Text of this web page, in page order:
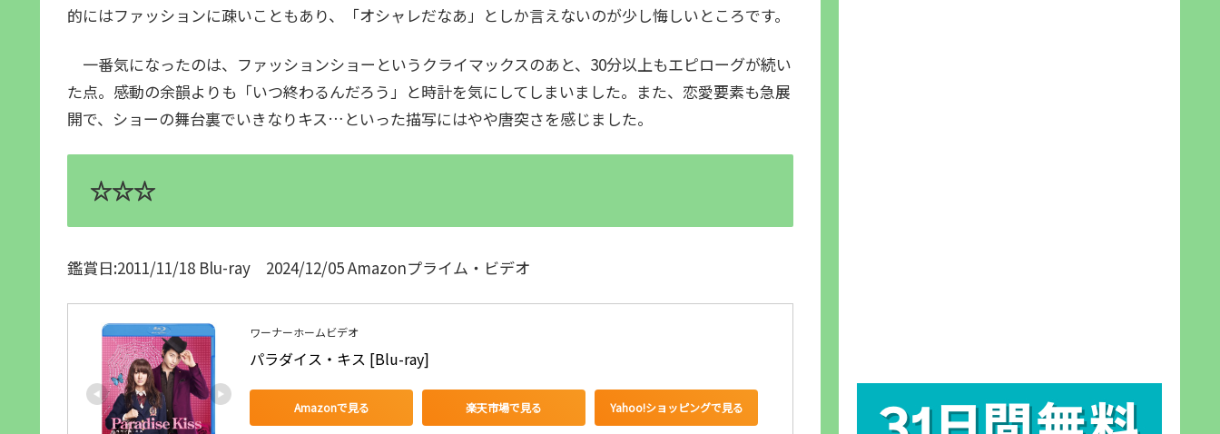
的にはファッションに疎いこともあり、「オシャレだなあ」としか言えないのが少し悔しいところです。
一番気になったのは、ファッションショーというクライマックスのあと、30分以上もエピローグが続い
た点。感動の余韻よりも「いつ終わるんだろう」と時計を気にしてしまいました。また、恋愛要素も急展
開で、ショーの舞台裏でいきなりキス…といった描写にはやや唐突さを感じました。
☆☆☆
鑑賞日:2011/11/18 Blu-ray 2024/12/05 Amazonプライム・ビデオ
ワーナーホームビデオ
パラダイス・キス [Blu-ray]
Amazonで見る 楽天市場で見る Yahoo!ショッピングで見る